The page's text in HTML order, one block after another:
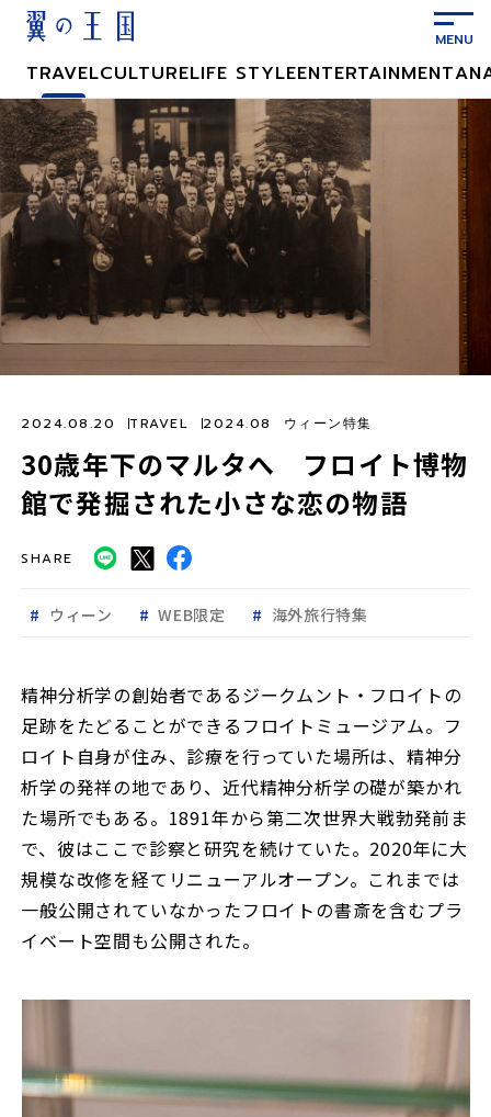
ン
テ
ン
ツ
に
ス
ッ
プ
TRAVELCULTURELIFE STYLEENTERTAINMENT
30歳年下のマルタへ フロイト博物
館で発掘された小さな恋の物語
2024.08.20 TRAVEL 2024.08 ウィーン特集
SHARE
ウィーン WEB限定 海外旅行特集
精神分析学の創始者であるジークムント・フロイトの
足跡をたどることができるフロイトミュージアム。フ
ロイト自身が住み、診療を行っていた場所は、精神分
析学の発祥の地であり、近代精神分析学の礎が築かれ
た場所でもある。1891年から第二次世界大戦勃発前ま
で、彼はここで診察と研究を続けていた。2020年に大
規模な改修を経てリニューアルオープン。これまでは
一般公開されていなかったフロイトの書斎を含むプラ
イベート空間も公開された。